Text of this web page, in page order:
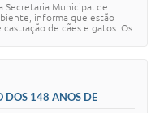
Secretaria Municipal de
informa que estão
de cães e gatos. Os
DOS 148 ANOS DE